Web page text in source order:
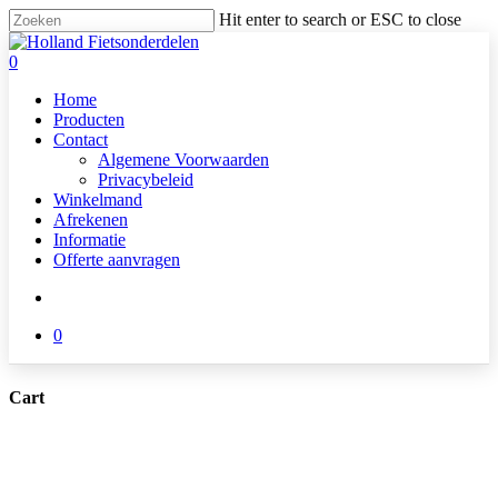
Skip
to
main
Hit enter to search or ESC to close
Close
Search
search
0
Home
Producten
Contact
Algemene Voorwaarden
Privacybeleid
Winkelmand
Afrekenen
Informatie
Offerte aanvragen
0
Cart